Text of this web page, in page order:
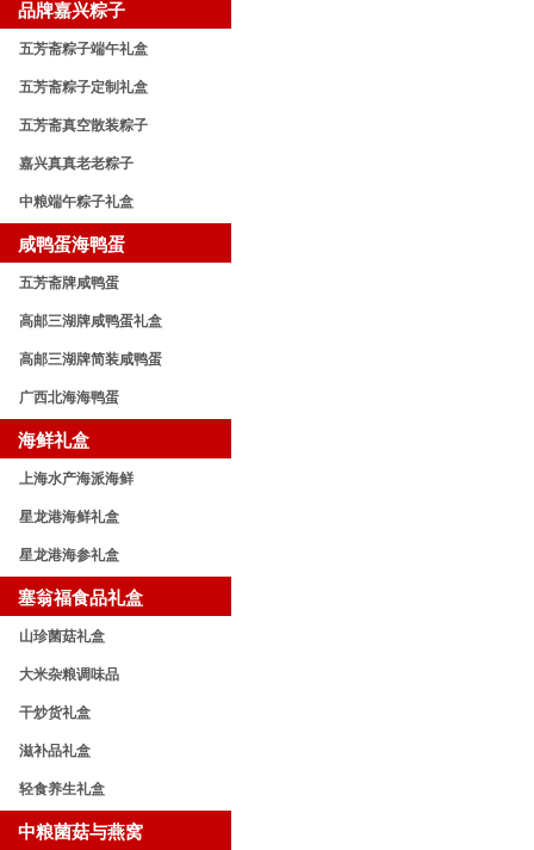
品牌嘉兴粽子
五芳斋粽子端午礼盒
五芳斋粽子定制礼盒
五芳斋真空散装粽子
嘉兴真真老老粽子
中粮端午粽子礼盒
咸鸭蛋海鸭蛋
五芳斋牌咸鸭蛋
高邮三湖牌咸鸭蛋礼盒
高邮三湖牌简装咸鸭蛋
广西北海海鸭蛋
海鲜礼盒
上海水产海派海鲜
星龙港海鲜礼盒
星龙港海参礼盒
塞翁福食品礼盒
山珍菌菇礼盒
大米杂粮调味品
干炒货礼盒
滋补品礼盒
轻食养生礼盒
中粮菌菇与燕窝